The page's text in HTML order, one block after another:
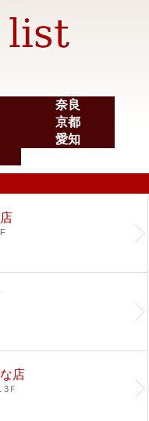
奈良
京都
愛知
店
3Ｆ